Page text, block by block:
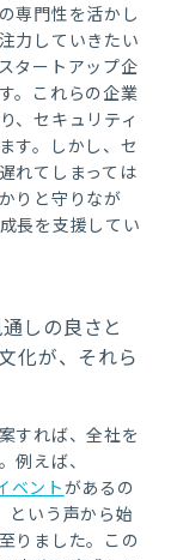
専門性を活かし
力していきたい
タートアップ企
。これらの企業
、セキュリティ
す。しかし、セ
れてしまっては
りと守りなが
長を支援してい
しの良さと
化が、それら
すれば、全社を
例えば、
ベントがあるの
という声から始
りました。この